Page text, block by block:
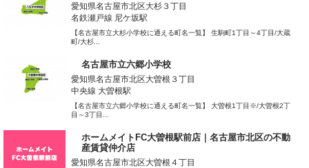
愛知県名古屋市北区大杉３丁目
名鉄瀬戸線 尼ケ坂駅
【名古屋市立大杉小学校に通える町名一覧】 生駒町1丁目～4丁目/大蔵
町/大杉...
名古屋市立六郷小学校
愛知県名古屋市北区大曽根３丁目
中央線 大曽根駅
【名古屋市立六郷小学校に通える町名一覧】 大曽根1丁目※/大曽根2丁
目～3丁目...
ホームメイトFC大曽根駅前店｜名古屋市北区の不動
産賃貸仲介店
愛知県名古屋市北区大曽根４丁目